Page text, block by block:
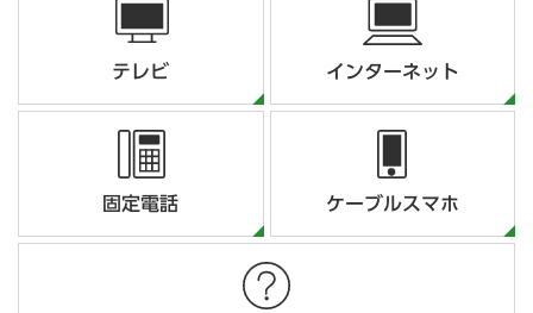
テレビ インターネット
固定電話 ケーブルスマホ